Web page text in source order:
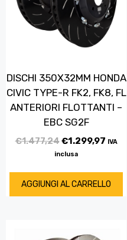
DISCHI 350X32MM HONDA
CIVIC TYPE-R FK2, FK8, FL
ANTERIORI FLOTTANTI –
EBC SG2F
€1.477,24€1.299,97 IVA
inclusa
AGGIUNGI AL CARRELLO